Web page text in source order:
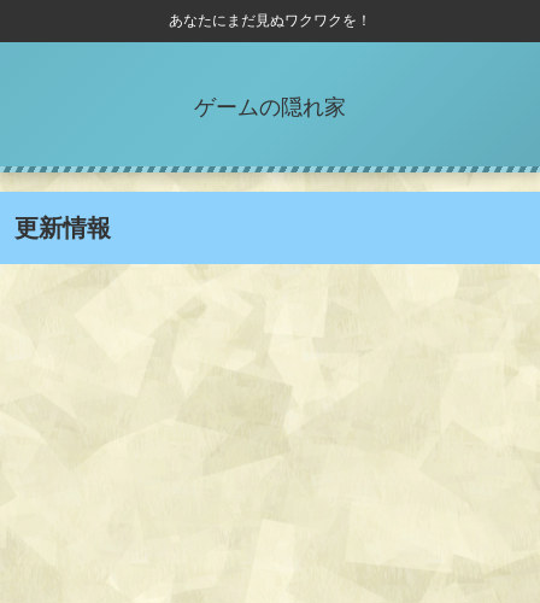
あなたにまだ見ぬワクワクを！
ゲームの隠れ家
更新情報